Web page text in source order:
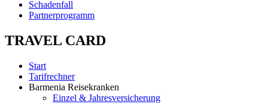
Schadenfall
Partnerprogramm
TRAVEL CARD
Start
Tarifrechner
Barmenia Reisekranken
Einzel & Jahresversicherung